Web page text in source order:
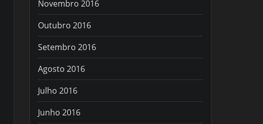
Novembro 2016
Outubro 2016
Setembro 2016
Agosto 2016
Julho 2016
Junho 2016